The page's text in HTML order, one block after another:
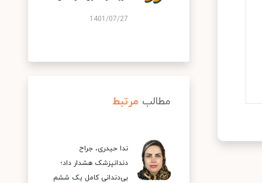
1401/07/27
مطالب مرتبط
ندا حیدری، جراح
دندانپزشک هشدار داد؛
بی‌دندانی کامل یک ششم